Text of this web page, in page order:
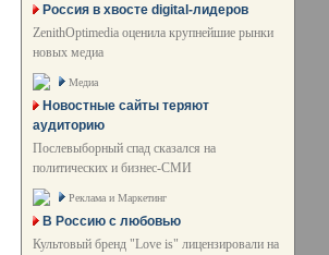
Россия в хвосте digital-лидеров
ZenithOptimedia оценила крупнейшие рынки
новых медиа
Медиа
Новостные сайты теряют
аудиторию
Послевыборный спад сказался на
политических и бизнес-СМИ
Реклама и Маркетинг
В Россию с любовью
Культовый бренд "Love is" лицензировали на